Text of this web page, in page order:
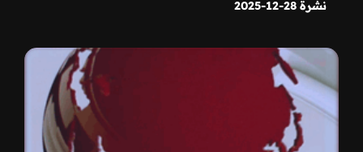
نشرة 28-12-2025